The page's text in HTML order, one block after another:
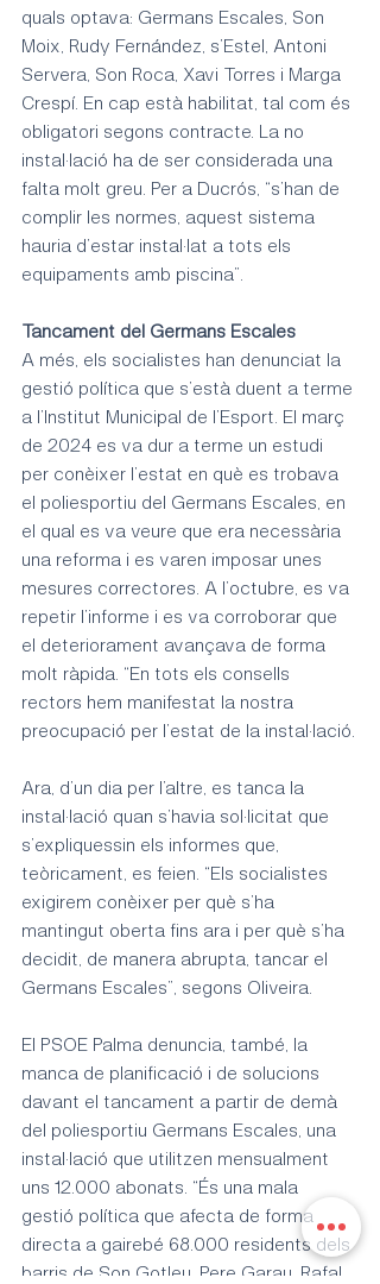
quals optava: Germans Escales, Son
Moix, Rudy Fernández, s’Estel, Antoni
Servera, Son Roca, Xavi Torres i Marga
Crespí. En cap està habilitat, tal com és
obligatori segons contracte. La no
instal·lació ha de ser considerada una
falta molt greu. Per a Ducrós, “s’han de
complir les normes, aquest sistema
hauria d’estar instal·lat a tots els
equipaments amb piscina”.
Tancament del Germans Escales
A més, els socialistes han denunciat la
gestió política que s’està duent a terme
a l’Institut Municipal de l’Esport. El març
de 2024 es va dur a terme un estudi
per conèixer l’estat en què es trobava
el poliesportiu del Germans Escales, en
el qual es va veure que era necessària
una reforma i es varen imposar unes
mesures correctores. A l’octubre, es va
repetir l’informe i es va corroborar que
el deteriorament avançava de forma
molt ràpida. “En tots els consells
rectors hem manifestat la nostra
preocupació per l’estat de la instal·lació.
Ara, d’un dia per l’altre, es tanca la
instal·lació quan s’havia sol·licitat que
s’expliquessin els informes que,
teòricament, es feien. “Els socialistes
exigirem conèixer per què s’ha
mantingut oberta fins ara i per què s’ha
decidit, de manera abrupta, tancar el
Germans Escales”, segons Oliveira.
El PSOE Palma denuncia, també, la
manca de planificació i de solucions
davant el tancament a partir de demà
del poliesportiu Germans Escales, una
instal·lació que utilitzen mensualment
uns 12.000 abonats. “És una mala
gestió política que afecta de forma
directa a gairebé 68.000 residents dels
barris de Son Gotleu, Pere Garau, Rafal